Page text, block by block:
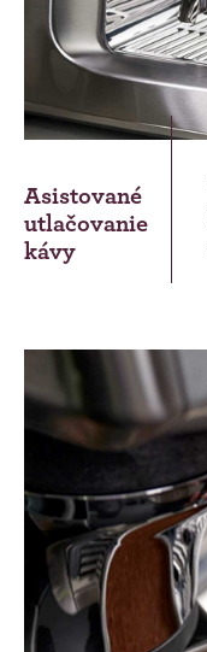
Asistované
utlačovanie
kávy